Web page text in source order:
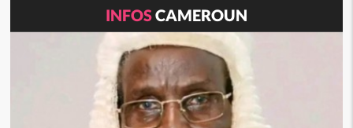
INFOSCAMEROUN